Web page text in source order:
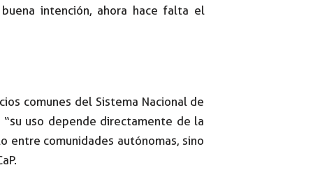
intención, ahora hace falta el
comunes del Sistema Nacional de
uso depende directamente de la
entre comunidades autónomas, sino